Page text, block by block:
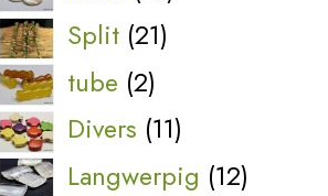
producten
Split 2121
tube 22
producten
Divers 1111
producten
Langwerpig 1212